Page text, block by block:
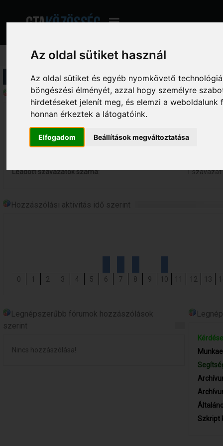
Az oldal sütiket használ
Az oldal sütiket és egyéb nyomkövető
böngészési élményét, azzal hogy személyre
hirdetéseket jelenít meg, és elemzi a
honnan érkeztek a látogatóink.
Elfogadom Beállítások megváltoztatása
Profil információ
Általános statisztikák - ReDDoXX / Brian Black
Összes online eltöltött idő:
Összes hozzászólás:
Összes indított téma:
Leadott szavazatok száma:
1 szavazat
Hozzászólási aktivitás idő szerint
0 1 2 3 4 5 6 7 8 9 10 11 12 13
Legnépszerűbb fórumok hozzászólások
szerint
Nincs hozzászólása!
Szkript